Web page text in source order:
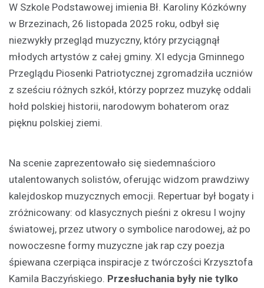
W Szkole Podstawowej imienia Bł. Karoliny Kózkówny
w Brzezinach, 26 listopada 2025 roku, odbył się
niezwykły przegląd muzyczny, który przyciągnął
młodych artystów z całej gminy. XI edycja Gminnego
Przeglądu Piosenki Patriotycznej zgromadziła uczniów
z sześciu różnych szkół, którzy poprzez muzykę oddali
hołd polskiej historii, narodowym bohaterom oraz
pięknu polskiej ziemi.
Na scenie zaprezentowało się siedemnaścioro
utalentowanych solistów, oferując widzom prawdziwy
kalejdoskop muzycznych emocji. Repertuar był bogaty i
zróżnicowany: od klasycznych pieśni z okresu I wojny
światowej, przez utwory o symbolice narodowej, aż po
nowoczesne formy muzyczne jak rap czy poezja
śpiewana czerpiąca inspiracje z twórczości Krzysztofa
Kamila Baczyńskiego. Przesłuchania były nie tylko